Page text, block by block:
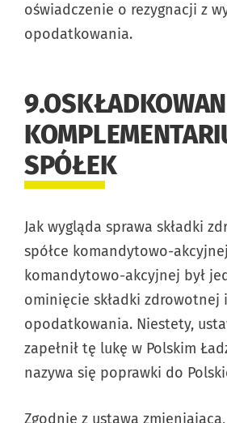
oświadczenie o rezygnacji z
opodatkowania.
SPÓŁEK
Jak wygląda sprawa składki
spółce komandytowo-
komandytowo-akcyjnej był
ominięcie składki zdrowotnej
opodatkowania. Niestety,
zapełnił tę lukę w Polskim
nazywa się poprawki do
Zgodnie z ustawą zmieniającą,